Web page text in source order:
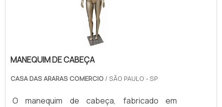
MANEQUIM DE CABEÇA
CASA DAS ARARAS COMERCIO / SÃO PAULO - SP
O manequim de cabeça, fabricado em